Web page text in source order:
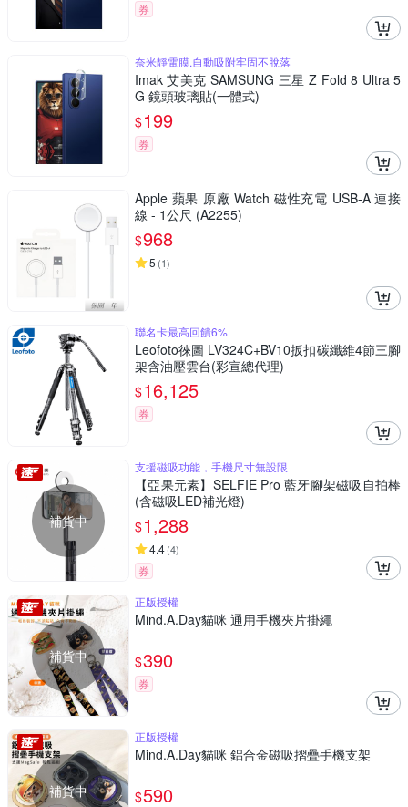
券
奈米靜電膜,自動吸附牢固不脫落
Imak 艾美克 SAMSUNG 三星 Z Fold 8 Ultra 5
G 鏡頭玻璃貼(一體式)
$199
券
Apple 蘋果 原廠 Watch 磁性充電 USB-A 連接
線 - 1公尺 (A2255)
$968
5 (1)
聯名卡最高回饋6%
Leofoto徠圖 LV324C+BV10扳扣碳纖維4節三腳
架含油壓雲台(彩宣總代理)
$16,125
券
補貨中
支援磁吸功能，手機尺寸無設限
【亞果元素】SELFIE Pro 藍牙腳架磁吸自拍棒
(含磁吸LED補光燈)
$1,288
4.4(4)
券
補貨中
正版授權
Mind.A.Day貓咪 通用手機夾片掛繩
$390
券
補貨中
正版授權
Mind.A.Day貓咪 鋁合金磁吸摺疊手機支架
$590